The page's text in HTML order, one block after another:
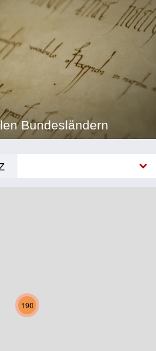
Bundesländern
Niederösterreich
Oberösterreich
190